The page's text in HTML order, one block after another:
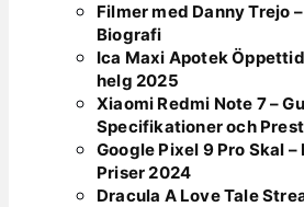
Filmer med Danny Trejo
Biografi
Ica Maxi Apotek
helg 2025
Xiaomi Redmi Note 7 –
Specifikationer och
Google Pixel 9 Pro Skal
Priser 2024
Dracula A Love Tale